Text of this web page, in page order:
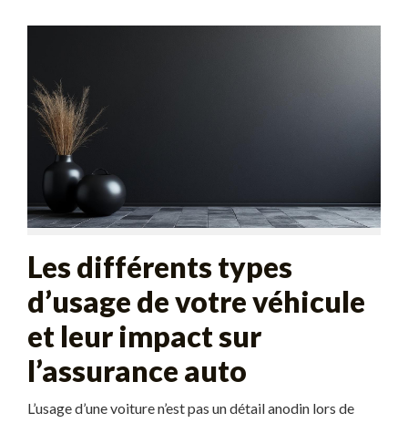
Les différents types
d’usage de votre véhicule
et leur impact sur
l’assurance auto
L’usage d’une voiture n’est pas un détail anodin lors de